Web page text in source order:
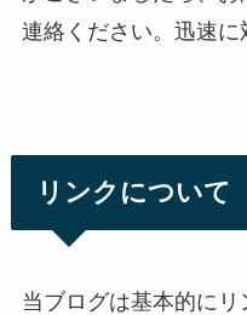
連絡ください。迅速に
リンクについて
当ブログは基本的に